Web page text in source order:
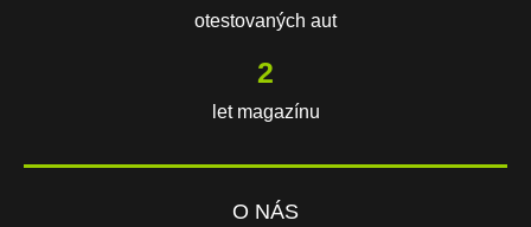
otestovaných aut
3
let magazínu
O NÁS